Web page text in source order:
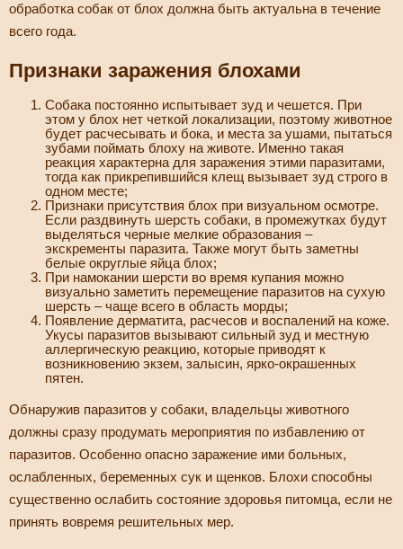
обработка собак от блох должна быть актуальна в течение
всего года.
Признаки заражения блохами
Собака постоянно испытывает зуд и чешется. При
этом у блох нет четкой локализации, поэтому животное
будет расчесывать и бока, и места за ушами, пытаться
зубами поймать блоху на животе. Именно такая
реакция характерна для заражения этими паразитами,
тогда как прикрепившийся клещ вызывает зуд строго в
одном месте;
Признаки присутствия блох при визуальном осмотре.
Если раздвинуть шерсть собаки, в промежутках будут
выделяться черные мелкие образования –
экскременты паразита. Также могут быть заметны
белые округлые яйца блох;
При намокании шерсти во время купания можно
визуально заметить перемещение паразитов на сухую
шерсть – чаще всего в область морды;
Появление дерматита, расчесов и воспалений на коже.
Укусы паразитов вызывают сильный зуд и местную
аллергическую реакцию, которые приводят к
возникновению экзем, залысин, ярко-окрашенных
пятен.
Обнаружив паразитов у собаки, владельцы животного
должны сразу продумать мероприятия по избавлению от
паразитов. Особенно опасно заражение ими больных,
ослабленных, беременных сук и щенков. Блохи способны
существенно ослабить состояние здоровья питомца, если не
принять вовремя решительных мер.